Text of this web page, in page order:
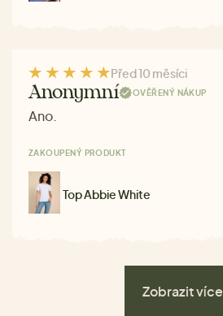
Před 10 měsíci
Anonymní OVĚŘENÝ NÁKUP
Ano.
ZAKOUPENÝ PRODUKT
Top Abbie White
Zobrazit více